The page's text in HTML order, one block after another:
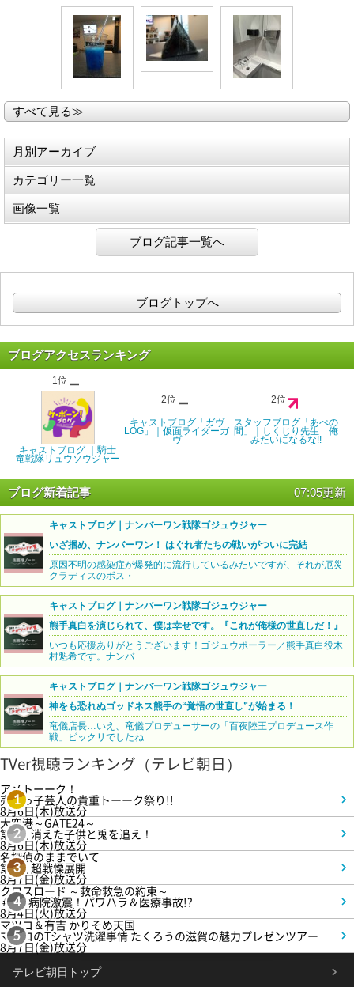
すべて見る≫
月別アーカイブ
カテゴリー一覧
画像一覧
ブログ記事一覧へ
ブログトップへ
ブログアクセスランキング
1位
キャストブログ ｜騎士
竜戦隊リュウソウジャー
2位
キャストブログ「ガヴ
LOG」｜仮面ライダーガ
ヴ
2位
スタッフブログ「あべの
間」｜しくじり先生 俺
みたいになるな!!
ブログ新着記事 07:05更新
キャストブログ｜ナンバーワン戦隊ゴジュウジャー
いざ掴め、ナンバーワン！ はぐれ者たちの戦いがついに完結
原因不明の感染症が爆発的に流行しているみたいですが、それが厄災
クラディスのボス・
キャストブログ｜ナンバーワン戦隊ゴジュウジャー
熊手真白を演じられて、僕は幸せです。『これが俺様の世直しだ！』
いつも応援ありがとうございます！ゴジュウポーラー／熊手真白役木
村魁希です。ナンバ
キャストブログ｜ナンバーワン戦隊ゴジュウジャー
神をも恐れぬゴッドネス熊手の“覚悟の世直し”が始まる！
竜儀店長…いえ、竜儀プロデューサーの「百夜陸王プロデュース作
戦」ビックリでしたね
TVer視聴ランキング（テレビ朝日）
1
アメトーーク！
売れっ子芸人の貴重トーーク祭り!!
8月6日(木)放送分
2
大空港～GATE24～
第3話 消えた子供と兎を追え！
8月6日(木)放送分
3
名探偵のままでいて
第4話 超戦慄展開
8月7日(金)放送分
4
クロスロード ～救命救急の約束～
＃5 病院激震！パワハラ＆医療事故!?
8月4日(火)放送分
5
マツコ＆有吉 かりそめ天国
マツコのTシャツ洗濯事情 たくろうの滋賀の魅力プレゼンツアー
8月7日(金)放送分
テレビ朝日トップ